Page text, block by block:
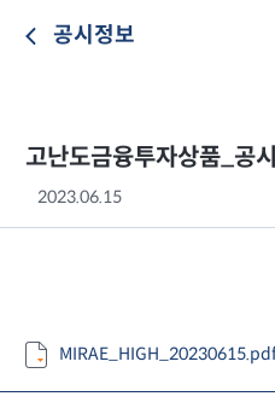
공시정보
고난도금융투자상품_
2023.06.15